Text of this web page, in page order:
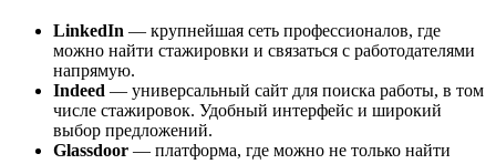
LinkedIn — крупнейшая сеть профессионалов, где
можно найти стажировки и связаться с работодателями
напрямую.
Indeed — универсальный сайт для поиска работы, в том
числе стажировок. Удобный интерфейс и широкий
выбор предложений.
Glassdoor — платформа, где можно не только найти